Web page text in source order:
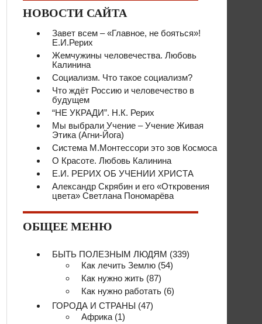
НОВОСТИ САЙТА
Завет всем – «Главное, не бояться»!
Е.И.Рерих
Жемчужины человечества. Любовь
Калинина
Социализм. Что такое социализм?
Что ждёт Россию и человечество в
будущем
“НЕ УКРАДИ”. Н.К. Рерих
Мы выбрали Учение – Учение Живая
Этика (Агни-Йога)
Система М.Монтессори это зов Космоса
О Красоте. Любовь Калинина
Е.И. РЕРИХ ОБ УЧЕНИИ ХРИСТА
Александр Скрябин и его «Откровения
цвета» Светлана Пономарёва
ОБЩЕЕ МЕНЮ
БЫТЬ ПОЛЕЗНЫМ ЛЮДЯМ (339)
Как лечить Землю (54)
Как нужно жить (87)
Как нужно работать (6)
ГОРОДА И СТРАНЫ (47)
Африка (1)